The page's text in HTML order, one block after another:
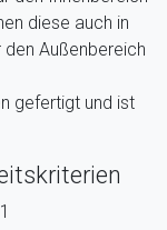
diese auch in
Außenbereich
gefertigt und ist